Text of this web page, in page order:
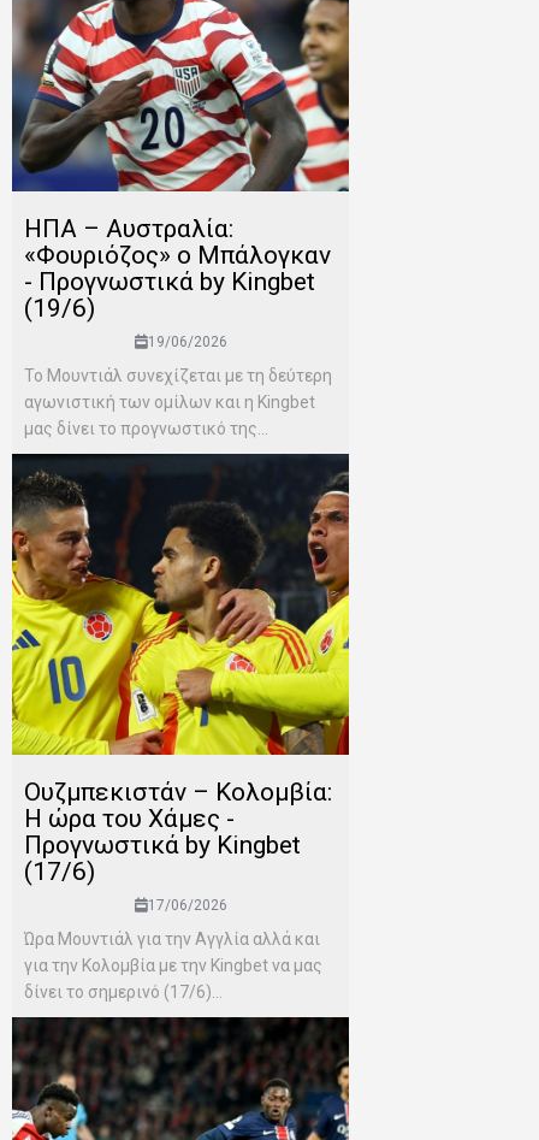
ΗΠΑ – Αυστραλία:
«Φουριόζος» ο Μπάλογκαν
- Προγνωστικά by Kingbet
(19/6)
19/06/2026
Το Μουντιάλ συνεχίζεται με τη δεύτερη
αγωνιστική των ομίλων και η Kingbet
μας δίνει το προγνωστικό της...
Ουζμπεκιστάν – Κολομβία:
Η ώρα του Χάμες -
Προγνωστικά by Kingbet
(17/6)
17/06/2026
Ώρα Μουντιάλ για την Αγγλία αλλά και
για την Κολομβία με την Kingbet να μας
δίνει το σημερινό (17/6)...